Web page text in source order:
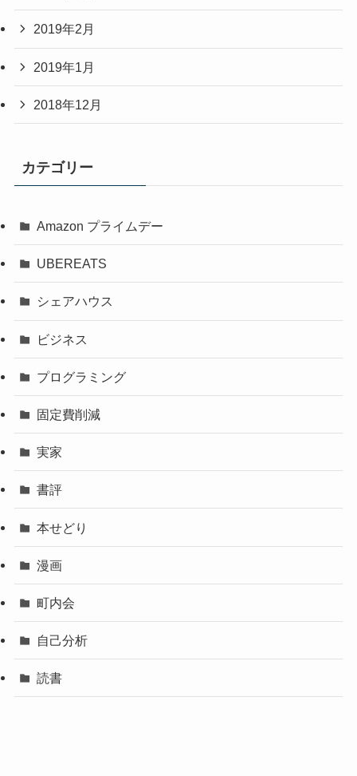
2019年2月
2019年1月
2018年12月
カテゴリー
Amazon プライムデー
UBEREATS
シェアハウス
ビジネス
プログラミング
固定費削減
実家
書評
本せどり
漫画
町内会
自己分析
読書